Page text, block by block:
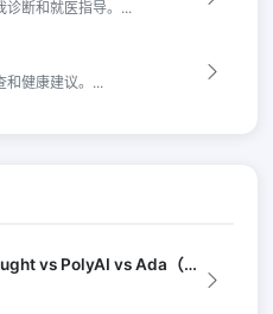
诊断和就医指导。...
和健康建议。...
AI全渠道客服评测：Forethought vs PolyAI vs Ada（G...